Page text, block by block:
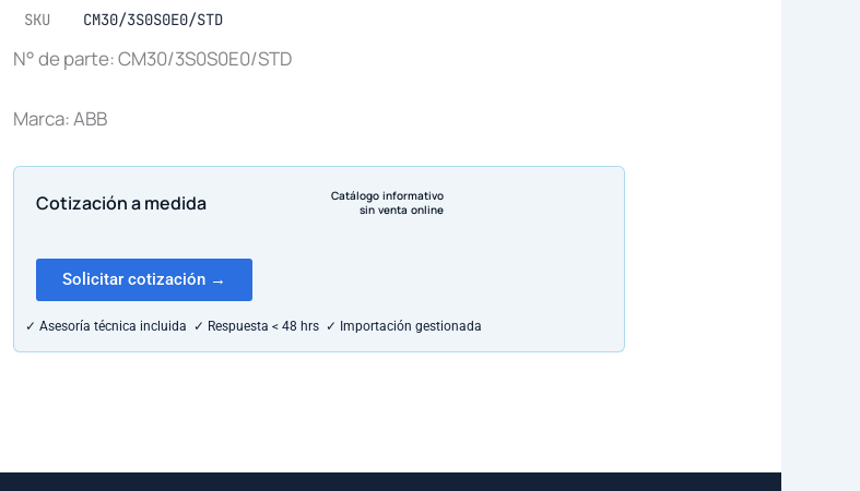
SKU CM30/3S0S0E0/STD
N° de parte: CM30/3S0S0E0/STD
Marca: ABB
Cotización a medida
Catálogo informativo
sin venta online
Solicitar cotización →
✓ Asesoría técnica incluida ✓ Respuesta < 48 hrs ✓ Importación gestionada